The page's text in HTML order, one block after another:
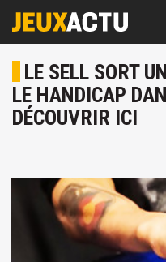
LE SELL SORT
LE HANDICAP
DÉCOUVRIR ICI